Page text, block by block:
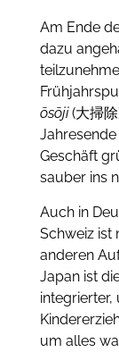
Am Ende
dazu
ōsōji(大掃
Geschäft
sauber ins
Auch in
Schweiz ist
anderen
Japan ist
integrierter,
um alles